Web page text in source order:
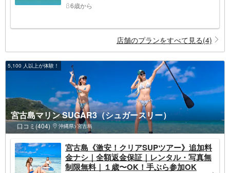
6歳から
店舗のプランをすべて見る(4)
5,100 人以上が体験！
宮古島マリン SUGAR3（シュガースリー）
口コミ(404) 沖縄県>宮古島
宮古島《激安！クリアSUPツアー》追加料
金ナシ｜全額返金保証｜レンタル・写真無
制限無料｜１歳〜OK！手ぶら参加OK